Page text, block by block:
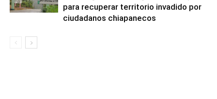
para recuperar territorio invadido por
ciudadanos chiapanecos